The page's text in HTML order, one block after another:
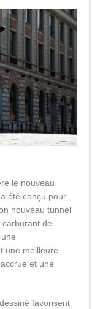
le nouveau
été conçu pour
nouveau tunnel
de
une meilleure
et une
favorisent